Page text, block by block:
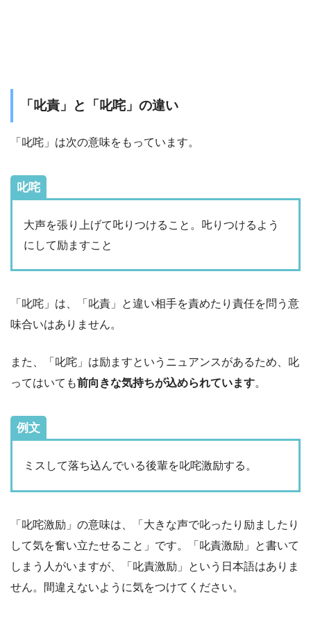
「叱責」と「叱咤」の違い
「叱咤」は次の意味をもっています。
叱咤
大声を張り上げて𠮟りつけること。𠮟りつけるよう
にして励ますこと
「叱咤」は、「叱責」と違い相手を責めたり責任を問う意
味合いはありません。
また、「叱咤」は励ますというニュアンスがあるため、叱
ってはいても前向きな気持ちが込められています。
例文
ミスして落ち込んでいる後輩を叱咤激励する。
「叱咤激励」の意味は、「大きな声で叱ったり励ましたり
して気を奮い立たせること」です。「叱責激励」と書いて
しまう人がいますが、「叱責激励」という日本語はありま
せん。間違えないように気をつけてください。